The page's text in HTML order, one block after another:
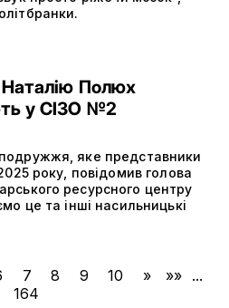
Наталію Полюх
у СІЗО №2
яке представники
року, повідомив голова
ресурсного центру
це та інші насильницькі
7 8 9 10 » »» ...
164